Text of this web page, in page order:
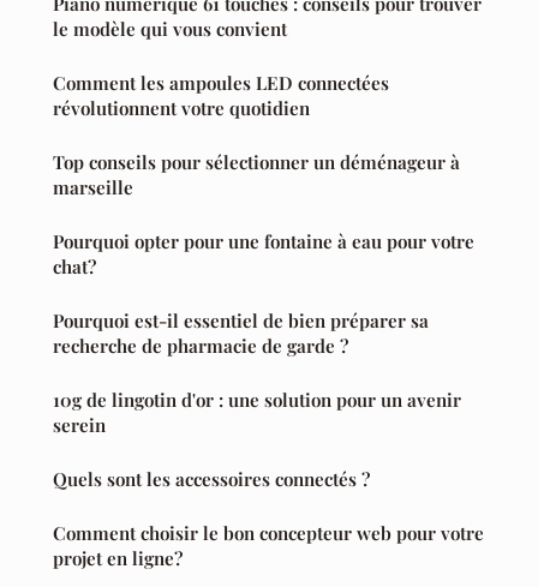
le modèle qui vous convient
Comment les ampoules LED connectées
révolutionnent votre quotidien
Top conseils pour sélectionner un déménageur à
marseille
Pourquoi opter pour une fontaine à eau pour votre
chat?
Pourquoi est-il essentiel de bien préparer sa
recherche de pharmacie de garde ?
10g de lingotin d'or : une solution pour un avenir
serein
Quels sont les accessoires connectés ?
Comment choisir le bon concepteur web pour votre
projet en ligne?